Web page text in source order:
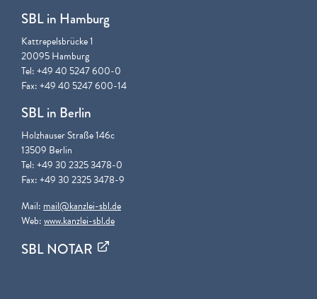
SBL in Hamburg
Kattrepelsbrücke 1
20095 Hamburg
Tel: +49 40 5247 600-0
Fax: +49 40 5247 600-14
SBL in Berlin
Holzhauser Straße 146c
13509 Berlin
Tel: +49 30 2325 3478-0
Fax: +49 30 2325 3478-9
Mail: mail@kanzlei-sbl.de
Web:www.kanzlei-sbl.de
SBL NOTAR